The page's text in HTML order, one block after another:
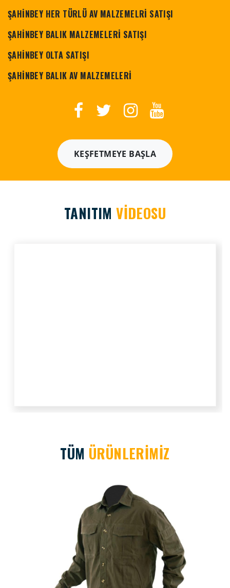
ŞAHİNBEY HER TÜRLÜ AV MALZEMELRİ SATIŞI
ŞAHİNBEY BALIK MALZEMELERİ SATIŞI
ŞAHİNBEY OLTA SATIŞI
ŞAHİNBEY BALIK AV MALZEMELERİ
KEŞFETMEYE BAŞLA
TANITIMVİDEOSU
TÜM ÜRÜNLERİMİZ